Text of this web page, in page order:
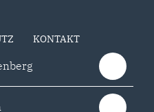
KONTAKT